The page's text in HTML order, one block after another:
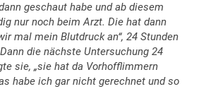
geschaut habe und ab diesem
nur noch beim Arzt. Die hat dann
mal mein Blutdruck an“, 24 Stunden
die nächste Untersuchung 24
sie, „sie hat da Vorhofflimmern
habe ich gar nicht gerechnet und so